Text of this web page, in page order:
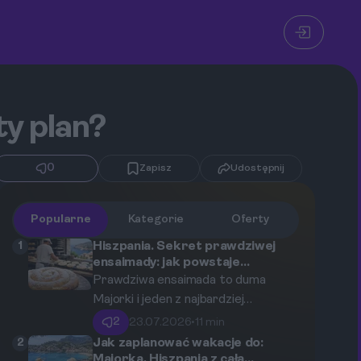
plan?
0 Zapisz Udostępnij
Popularne Kategorie Oferty
1
Hiszpania. Sekret prawdziwej
ensaimady: jak powstaje
najsłynniejszy słodki wypiek na
Majorce?
Prawdziwa ensaimada to duma
Majorki i jeden z najbardziej
rozpoznawalnych hiszpańskich
wypieków, którego historia sięga
setek lat. Jej degustacja to
2 23.07.2026•11 min
2
Jak zaplanować wakacje do: